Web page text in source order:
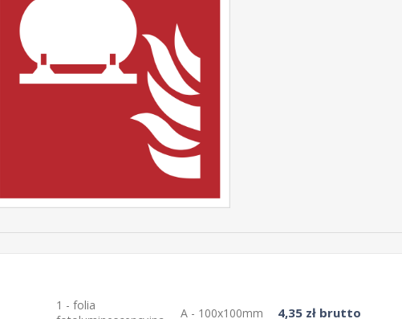
1 - folia
A - 100x100mm 4,35 zł brutto